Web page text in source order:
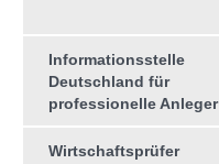
Informationsstelle
Deutschland für
professionelle Anleger
Wirtschaftsprüfer